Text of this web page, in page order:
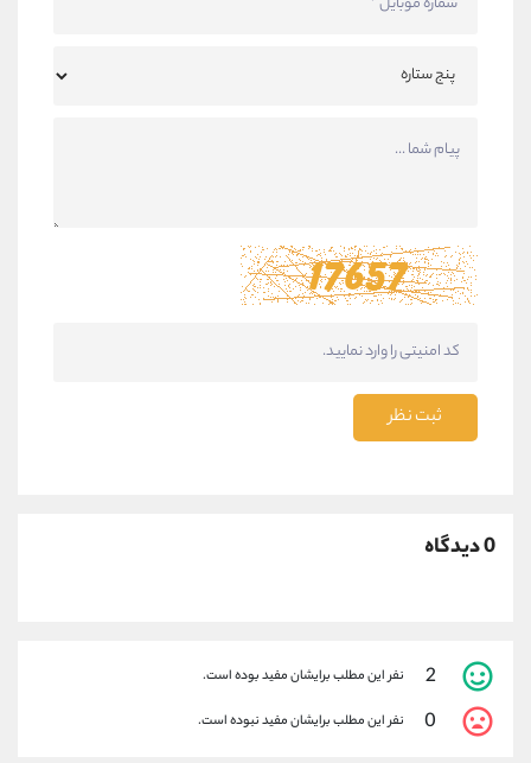
ثبت نظر
0 دیدگاه
2 نفر این مطلب برایشان مفید بوده است.
0 نفر این مطلب برایشان مفید نبوده است.